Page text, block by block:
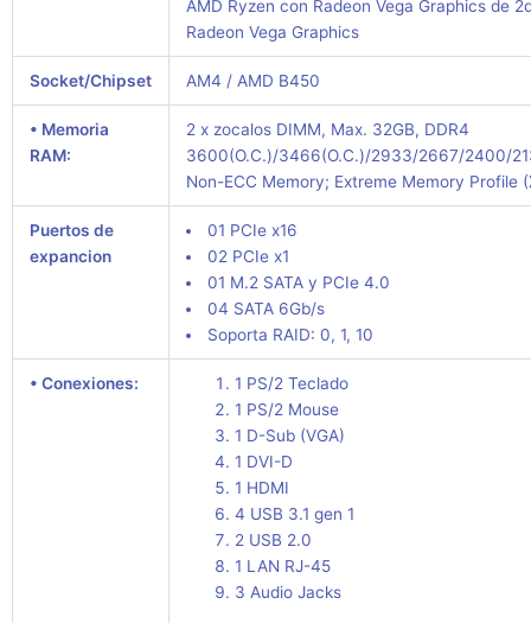
AMD Ryzen con Radeon Vega Graphics de
Radeon Vega Graphics
Socket/Chipset AM4 / AMD B450
• Memoria
RAM:
2 x zocalos DIMM, Max. 32GB, DDR4
3600(O.C.)/3466(O.C.)/2933/2667/2400/
Non-ECC Memory; Extreme Memory Profile
Puertos de
expancion
01 PCIe x16
02 PCIe x1
01 M.2 SATA y PCIe 4.0
04 SATA 6Gb/s
Soporta RAID: 0, 1, 10
• Conexiones:
1 PS/2 Teclado
1 PS/2 Mouse
1 D-Sub (VGA)
1 DVI-D
1 HDMI
4 USB 3.1 gen 1
2 USB 2.0
1 LAN RJ-45
3 Audio Jacks